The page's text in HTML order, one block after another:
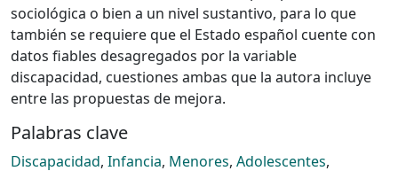
sociológica o bien a un nivel sustantivo, para lo que
también se requiere que el Estado español cuente con
datos fiables desagregados por la variable
discapacidad, cuestiones ambas que la autora incluye
entre las propuestas de mejora.
Palabras clave
Discapacidad, Infancia, Menores, Adolescentes,